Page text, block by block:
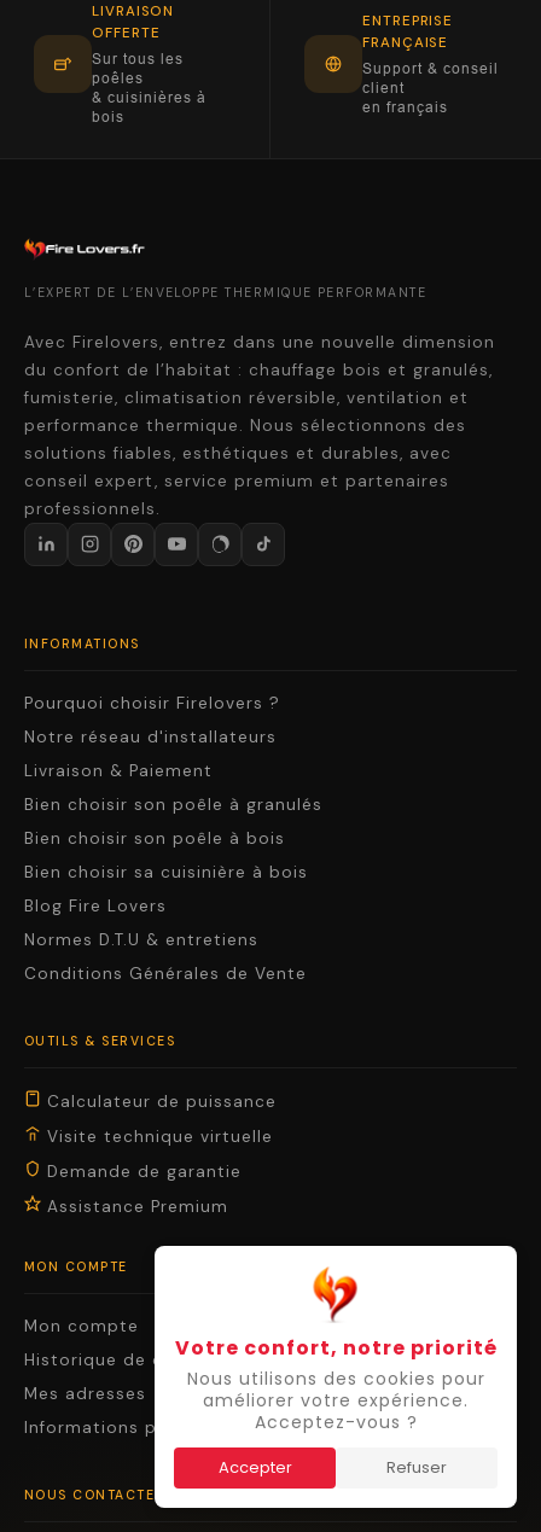
LIVRAISON
OFFERTE
Sur tous les
poêles
& cuisinières à
bois
ENTREPRISE
FRANÇAISE
Support & conseil
client
en français
L’EXPERT DE L’ENVELOPPE THERMIQUE PERFORMANTE
Avec Firelovers, entrez dans une nouvelle dimension
du confort de l’habitat : chauffage bois et granulés,
fumisterie, climatisation réversible, ventilation et
performance thermique. Nous sélectionnons des
solutions fiables, esthétiques et durables, avec
conseil expert, service premium et partenaires
professionnels.
INFORMATIONS
Pourquoi choisir Firelovers ?
Notre réseau d'installateurs
Livraison & Paiement
Bien choisir son poêle à granulés
Bien choisir son poêle à bois
Bien choisir sa cuisinière à bois
Blog Fire Lovers
Normes D.T.U & entretiens
Conditions Générales de Vente
OUTILS & SERVICES
Calculateur de puissance
Visite technique virtuelle
Demande de garantie
Assistance Premium
MON COMPTE
Mon compte
Historique de commande et détails
Mes adresses
Informations personnelles
NOUS CONTACTER
Votre confort, notre priorité
Nous utilisons des cookies pour
améliorer votre expérience.
Acceptez-vous ?
Accepter Refuser